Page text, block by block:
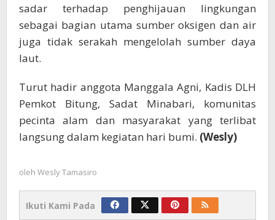
sadar terhadap penghijauan lingkungan
sebagai bagian utama sumber oksigen dan air
juga tidak serakah mengelolah sumber daya
laut.
Turut hadir anggota Manggala Agni, Kadis DLH
Pemkot Bitung, Sadat Minabari, komunitas
pecinta alam dan masyarakat yang terlibat
langsung dalam kegiatan hari bumi. (Wesly)
oleh Wesly Tamasiro
Ikuti Kami Pada